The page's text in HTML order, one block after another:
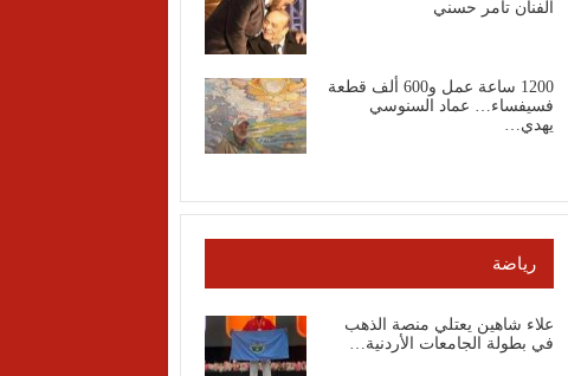
الفنان تامر حسني
1200 ساعة عمل و600 ألف قطعة
فسيفساء… عماد السنوسي
يهدي…
رياضة
علاء شاهين يعتلي منصة الذهب
في بطولة الجامعات الأردنية…